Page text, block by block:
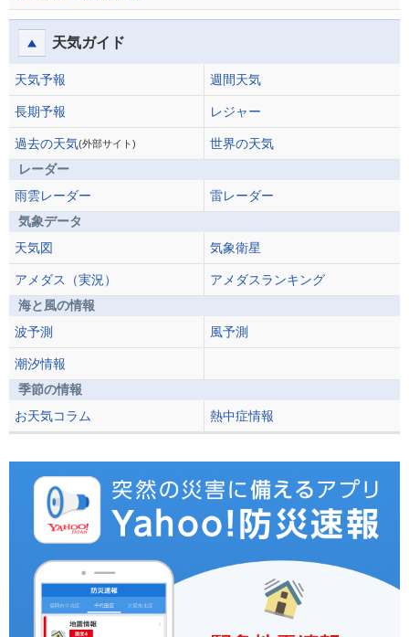
天気ガイド
天気予報 週間天気
長期予報 レジャー
過去の天気(外部サイト)
世界の天気
レーダー
雨雲レーダー
雷レーダー
気象データ
天気図
気象衛星
アメダス（実況）
アメダスランキング
海と風の情報
波予測
風予測
潮汐情報
季節の情報
お天気コラム
熱中症情報